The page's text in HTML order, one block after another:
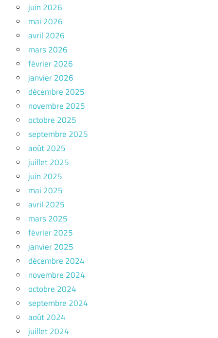
juin 2026
mai 2026
avril 2026
mars 2026
février 2026
janvier 2026
décembre 2025
novembre 2025
octobre 2025
septembre 2025
août 2025
juillet 2025
juin 2025
mai 2025
avril 2025
mars 2025
février 2025
janvier 2025
décembre 2024
novembre 2024
octobre 2024
septembre 2024
août 2024
juillet 2024